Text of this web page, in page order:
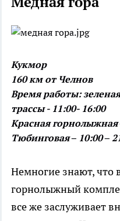
Кукмор
160 км от Челнов
Время работы:
трассы - 11:00- 16:00
Красная горнолыжная
Тюбинговая – 10:00 –
Немногие знают, что
горнолыжный
все же заслуживает